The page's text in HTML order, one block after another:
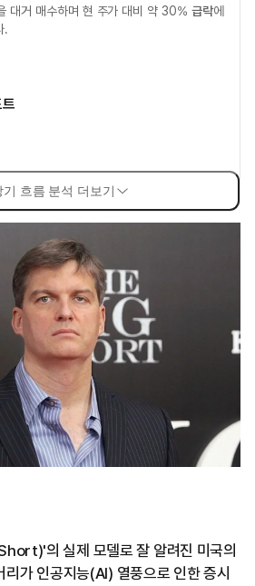
대거 매수하며 현 주가 대비 약 30% 급락에
.
기 흐름 분석 더보기
의 실제 모델로 잘 알려진 미국의
가 인공지능(AI) 열풍으로 인한 증시